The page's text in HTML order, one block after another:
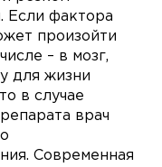
Если фактора
произойти
– в мозг,
для жизни
в случае
врач
Современная